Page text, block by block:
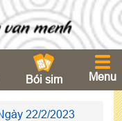
Bói sim Menu
22/2/2023